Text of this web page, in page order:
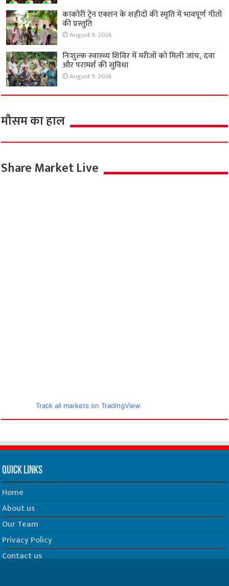
काकोरी ट्रेन एक्शन के शहीदों की स्मृति में भावपूर्ण गीतों
की प्रस्तुति
August 9, 2026
निःशुल्क स्वास्थ्य शिविर में मरीजों को मिली जांच, दवा
और परामर्श की सुविधा
August 9, 2026
मौसम का हाल
Share Market Live
Track all markets on TradingView
Quick Links
Home
About us
Our Team
Privacy Policy
Contact us